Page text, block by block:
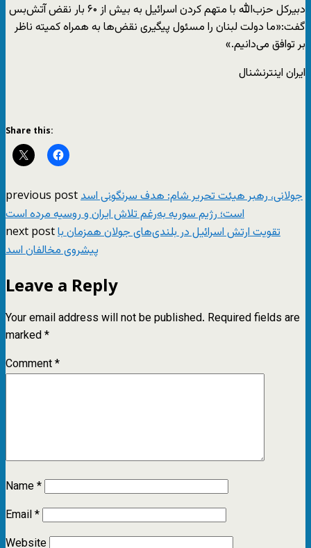
دبیرکل حزب‌الله با متهم کردن اسرائیل به بیش از ۶۰ بار نقض آتش‌بس
گفت:«ما دولت لبنان را مسئول پیگیری نقض‌ها به همراه کمیته ناظر
بر توافق می‌دانیم.»
ایران اینترنشنال
Share this:
previous postجولانی، رهبر هیئت تحریر شام: هدف سرنگونی اسد
است؛ رژیم سوریه به‌رغم تلاش ایران و روسیه مرده است
next postتقویت ارتش اسرائیل در بلندی‌های جولان همزمان با
پیشروی‌ مخالفان اسد
Leave a Reply
Your email address will not be published. Required fields are
marked*
Comment*
Name*
Email*
Website